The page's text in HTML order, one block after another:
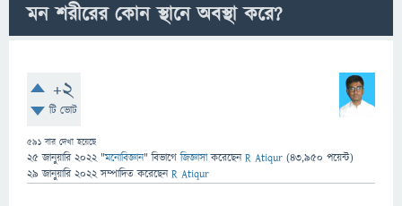
মন শরীরের কোন স্থানে অবস্থা করে?
+2
টি ভোট
591 বার দেখা হয়েছে
25 জানুয়ারি 2022 "মনোবিজ্ঞান" বিভাগে জিজ্ঞাসাকরেছেনR Atiqur (43,950 পয়েন্ট)
29 জানুয়ারি 2022 সম্পাদিত করেছেনR Atiqur